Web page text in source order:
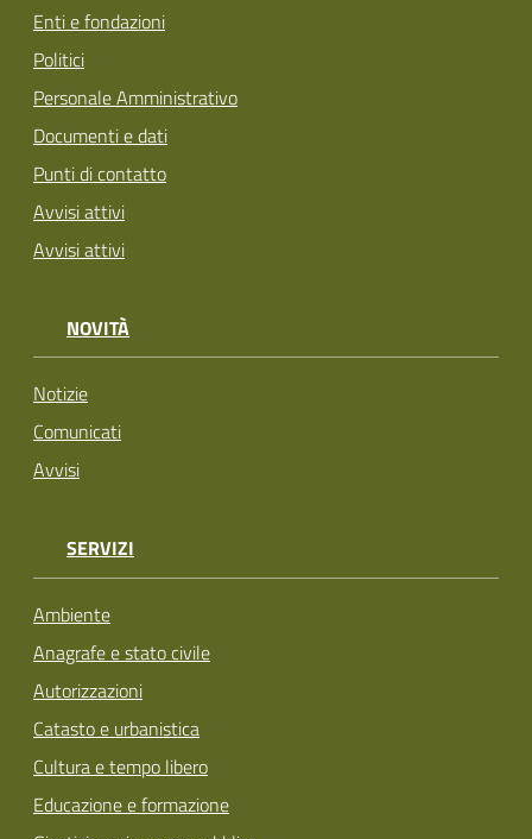
Enti e fondazioni
Politici
Personale Amministrativo
Documenti e dati
Punti di contatto
Avvisi attivi
Avvisi attivi
NOVITÀ
Notizie
Comunicati
Avvisi
SERVIZI
Ambiente
Anagrafe e stato civile
Autorizzazioni
Catasto e urbanistica
Cultura e tempo libero
Educazione e formazione